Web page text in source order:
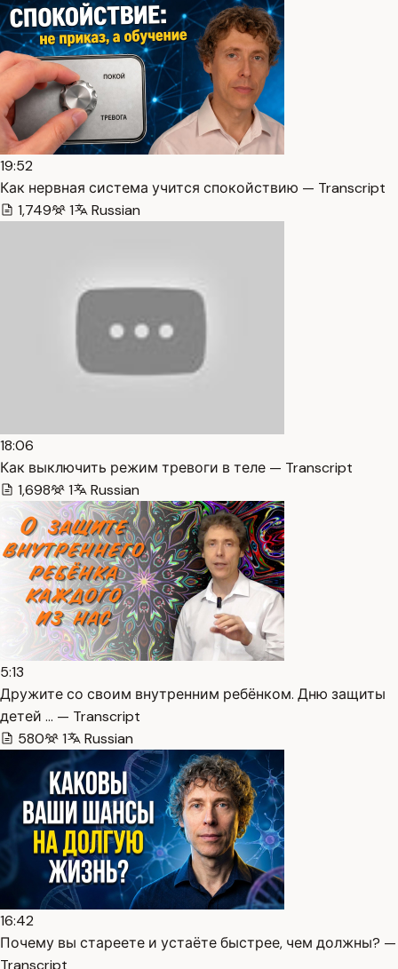
19:52
Как нервная система учится спокойствию — Transcript
1,749
1 Russian
18:06
Как выключить режим тревоги в теле — Transcript
1,698
1 Russian
5:13
Дружите со своим внутренним ребёнком. Дню защиты
детей … — Transcript
580
1 Russian
16:42
Почему вы стареете и устаёте быстрее, чем должны? —
Transcript